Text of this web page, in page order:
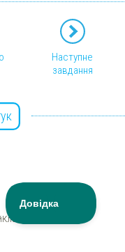
Наступне
завдання